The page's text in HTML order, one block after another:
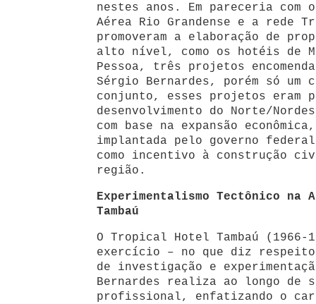
nestes anos. Em pareceria com
Aérea Rio Grandense e a rede
promoveram a elaboração de
alto nível, como os hotéis de
Pessoa, três projetos
Sérgio Bernardes, porém só um
conjunto, esses projetos eram
desenvolvimento do Norte/
com base na expansão
implantada pelo governo
como incentivo à construção
região.
Experimentalismo Tectônico na
Tambaú
O Tropical Hotel Tambaú
exercício – no que diz
de investigação e
Bernardes realiza ao longo de
profissional, enfatizando o